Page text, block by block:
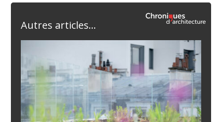
Autres articles...